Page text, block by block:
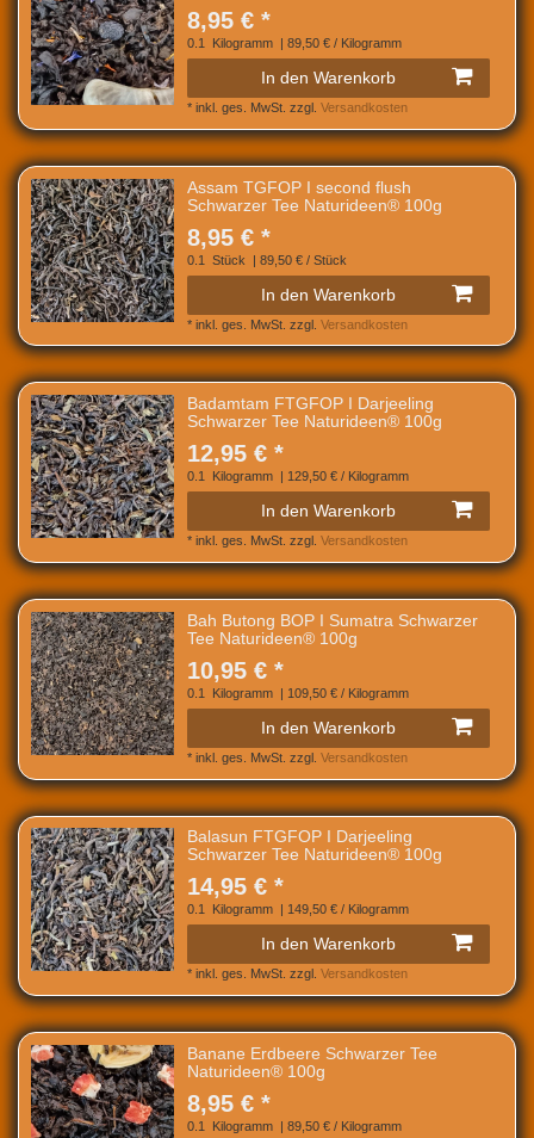
8,95 € *
0.1 Kilogramm | 89,50 € / Kilogramm
In den Warenkorb
* inkl. ges. MwSt. zzgl. Versandkosten
Assam TGFOP I second flush
Schwarzer Tee Naturideen® 100g
8,95 € *
0.1 Stück | 89,50 € / Stück
In den Warenkorb
* inkl. ges. MwSt. zzgl. Versandkosten
Badamtam FTGFOP I Darjeeling
Schwarzer Tee Naturideen® 100g
12,95 € *
0.1 Kilogramm | 129,50 € / Kilogramm
In den Warenkorb
* inkl. ges. MwSt. zzgl. Versandkosten
Bah Butong BOP I Sumatra Schwarzer
Tee Naturideen® 100g
10,95 € *
0.1 Kilogramm | 109,50 € / Kilogramm
In den Warenkorb
* inkl. ges. MwSt. zzgl. Versandkosten
Balasun FTGFOP I Darjeeling
Schwarzer Tee Naturideen® 100g
14,95 € *
0.1 Kilogramm | 149,50 € / Kilogramm
In den Warenkorb
* inkl. ges. MwSt. zzgl. Versandkosten
Banane Erdbeere Schwarzer Tee
Naturideen® 100g
8,95 € *
0.1 Kilogramm | 89,50 € / Kilogramm